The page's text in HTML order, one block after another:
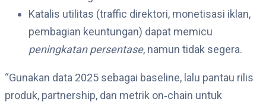
Katalis utilitas (traffic direktori, monetisasi iklan,
pembagian keuntungan) dapat memicu
peningkatan persentase, namun tidak segera.
“Gunakan data 2025 sebagai baseline, lalu pantau rilis
produk, partnership, dan metrik on‑chain untuk